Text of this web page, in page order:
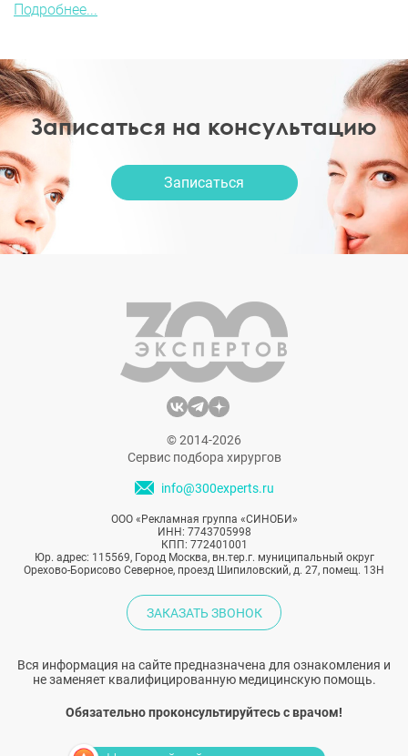
Подробнее...
Записаться на консультацию
Записаться
© 2014-2026
Сервис подбора хирургов
info@300experts.ru
ООО «Рекламная группа «СИНОБИ»
ИНН: 7743705998
КПП: 772401001
Юр. адрес: 115569, Город Москва, вн.тер.г. муниципальный округ
Орехово-Борисово Северное, проезд Шипиловский, д. 27, помещ. 13Н
ЗАКАЗАТЬ ЗВОНОК
Вся информация на сайте предназначена для ознакомления и
не заменяет квалифицированную медицинскую помощь.
Обязательно проконсультируйтесь с врачом!